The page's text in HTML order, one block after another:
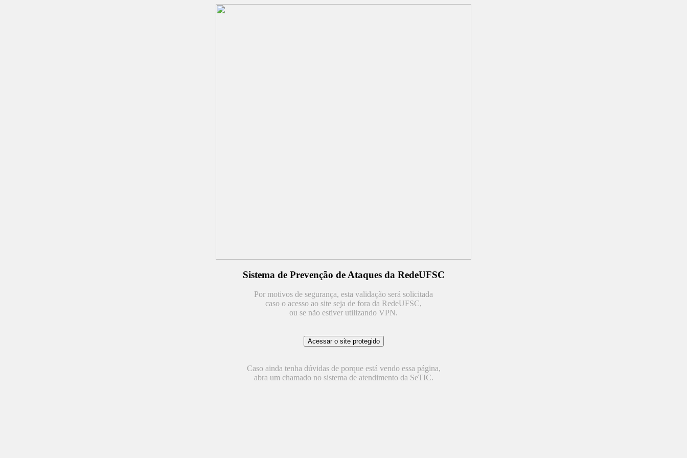
Sistema de Prevenção de Ataques da RedeUFSC
Por motivos de segurança, esta validação será solicitada
caso o acesso ao site seja de fora da RedeUFSC,
ou se não estiver utilizando VPN.
Caso ainda tenha dúvidas de porque está vendo essa página,
abra um chamado no sistema de atendimento da SeTIC.